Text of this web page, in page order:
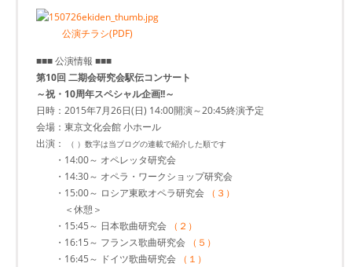
公演チラシ(PDF)
■■■ 公演情報 ■■■
第10回 二期会研究会駅伝コンサート
～祝・10周年スペシャル企画!!～
日時：2015年7月26日(日) 14:00開演～20:45終演予定
会場：東京文化会館 小ホール
出演：
（ ）数字は当ブログの連載で紹介した順です
・14:00～ オペレッタ研究会
・14:30～ オペラ・ワークショップ研究会
・15:00～ ロシア東欧オペラ研究会 （３）
＜休憩＞
・15:45～ 日本歌曲研究会 （２）
・16:15～ フランス歌曲研究会 （５）
・16:45～ ドイツ歌曲研究会 （１）